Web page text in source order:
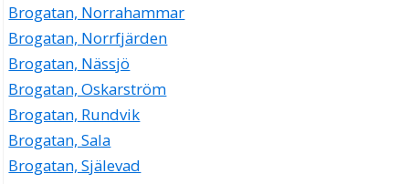
Brogatan, Norrahammar
Brogatan, Norrfjärden
Brogatan, Nässjö
Brogatan, Oskarström
Brogatan, Rundvik
Brogatan, Sala
Brogatan, Själevad